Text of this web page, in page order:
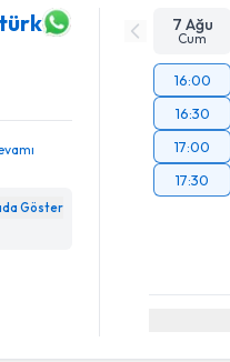
Göster
7 Ağu
Cum
16:00
16:30
17:00
17:30